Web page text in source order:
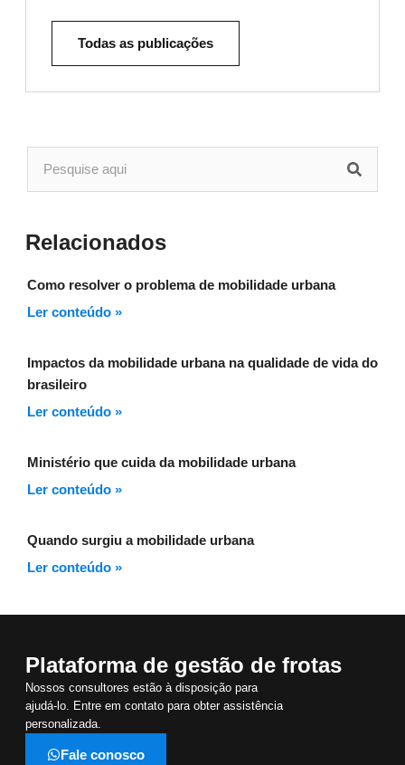
Todas as publicações
Relacionados
Como resolver o problema de mobilidade urbana
Ler conteúdo »
Impactos da mobilidade urbana na qualidade de vida do
brasileiro
Ler conteúdo »
Ministério que cuida da mobilidade urbana
Ler conteúdo »
Quando surgiu a mobilidade urbana
Ler conteúdo »
Plataforma de gestão de frotas
Nossos consultores estão à disposição para
ajudá-lo. Entre em contato para obter assistência
personalizada.
Fale conosco